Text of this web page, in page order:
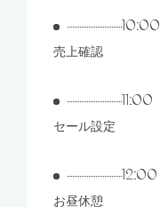
10:00
売上確認
11:00
セール設定
12:00
お昼休憩